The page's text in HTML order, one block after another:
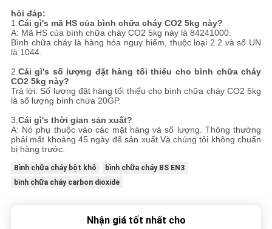
hỏi đáp:
1.Cái gì's mã HS của bình chữa cháy CO2 5kg này?
A: Mã HS của bình chữa cháy CO2 5kg này là 84241000.
Bình chữa cháy là hàng hóa nguy hiểm, thuộc loại 2.2 và số UN
là 1044.
2.Cái gì's số lượng đặt hàng tối thiểu cho bình chữa cháy
CO2 5kg này?
Trả lời: Số lượng đặt hàng tối thiểu cho bình chữa cháy CO2 5kg
là số lượng bình chứa 20GP.
3.Cái gì's thời gian sản xuất?
A: Nó phụ thuộc vào các mặt hàng và số lượng. Thông thường
phải mất khoảng 45 ngày để sản xuất.Và chúng tôi không chuẩn
bị hàng trước.
Bình chữa cháy bột khô
bình chữa cháy BS EN3
bình chữa cháy carbon dioxide
Nhận giá tốt nhất cho